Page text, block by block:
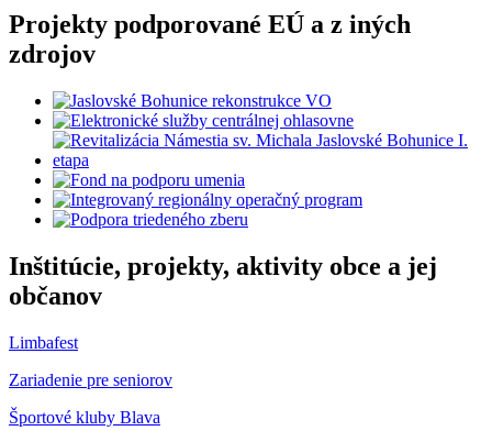
Projekty podporované EÚ a z iných
zdrojov
Inštitúcie, projekty, aktivity obce a jej
občanov
Limbafest
Zariadenie pre seniorov
Športové kluby Blava